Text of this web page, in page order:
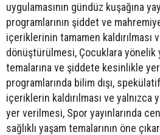
uygulamasının gündüz kuşağına
programlarının şiddet ve
içeriklerinin tamamen kaldırılması
dönüştürülmesi, Çocuklara yönelik
temalarına ve şiddete kesinlikle
programlarında bilim dışı,
içeriklerin kaldırılması ve
yer verilmesi, Spor yayınlarında
sağlıklı yaşam temalarının öne